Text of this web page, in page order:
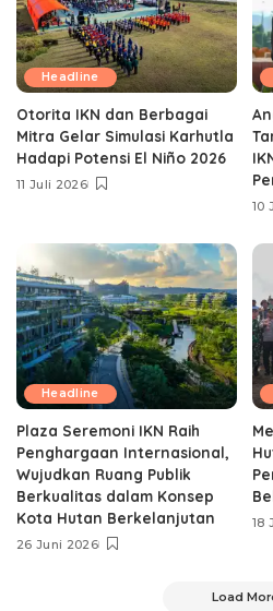
Headline
Otorita IKN dan Berbagai
Mitra Gelar Simulasi Karhutla
Hadapi Potensi El Niño 2026
11 Juli 2026
10
Headline
Plaza Seremoni IKN Raih
Penghargaan Internasional,
Wujudkan Ruang Publik
Berkualitas dalam Konsep
Kota Hutan Berkelanjutan
26 Juni 2026
18
Load